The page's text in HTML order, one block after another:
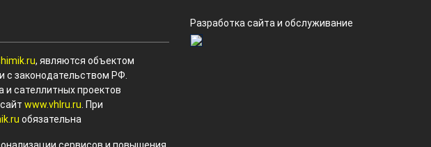
, являются объектом
с законодательством РФ.
и сателлитных проектов
www.vhlru.ru . При
обязательна
сервисов и повышения
Разработка сайта и обслуживание